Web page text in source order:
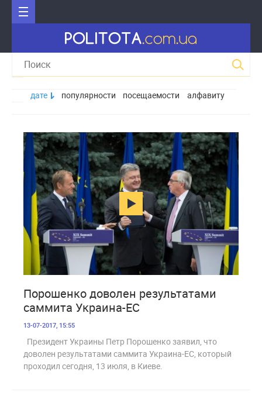
дате популярности посещаемости алфавиту
Порошенко доволен результатами
саммита Украина-ЕС
13-07-2017, 15:55
Президент Украины Петр Порошенко заявил, что
доволен результатами саммита Украина-ЕС, который
проходил сегодня, 13 июля, в Киеве.